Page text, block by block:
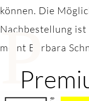
können. Die
Nachbestellung
meint Barbara
P